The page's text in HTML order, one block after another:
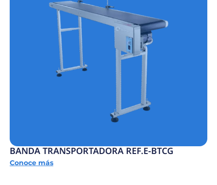
BANDA TRANSPORTADORA REF.E-BTCG
Conoce más